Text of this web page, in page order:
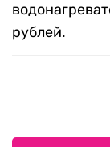
рублей.